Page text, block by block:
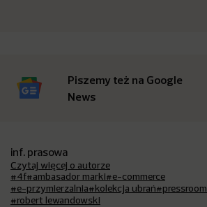
Piszemy też na Google
News
inf. prasowa
Czytaj więcej o autorze
#4f#ambasador marki#e-commerce
#e-przymierzalnia#kolekcja ubrań#pressroom
#robert lewandowski